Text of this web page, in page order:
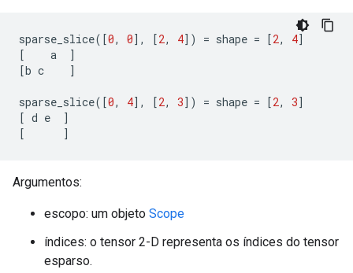
sparse_slice([0, 0], [2, 4]) = shape = [2, 4]
[
a
]
[b c ]
sparse_slice([0, 4], [2, 3]) = shape = [2, 3]
[ d e
]
[
]
Argumentos:
escopo: um objeto Scope
índices: o tensor 2-D representa os índices do tensor
esparso.